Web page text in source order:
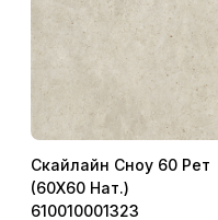
Скайлайн Сноу 60 Рет
(60X60 Нат.)
610010001323